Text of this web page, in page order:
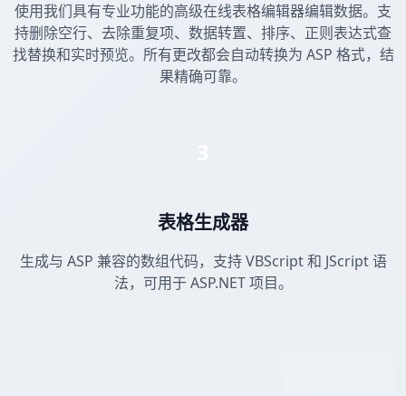
使用我们具有专业功能的高级在线表格编辑器编辑数据。支
持删除空行、去除重复项、数据转置、排序、正则表达式查
找替换和实时预览。所有更改都会自动转换为 ASP 格式，结
果精确可靠。
表格生成器
生成与 ASP 兼容的数组代码，支持 VBScript 和 JScript 语
法，可用于 ASP.NET 项目。